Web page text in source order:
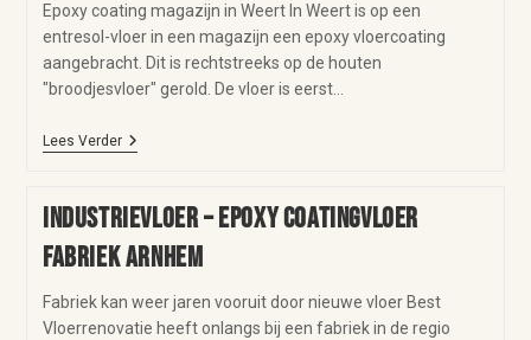
Epoxy coating magazijn in Weert In Weert is op een
entresol-vloer in een magazijn een epoxy vloercoating
aangebracht. Dit is rechtstreeks op de houten
"broodjesvloer" gerold. De vloer is eerst…
Lees Verder
Industrievloer – epoxy coatingvloer
fabriek Arnhem
Fabriek kan weer jaren vooruit door nieuwe vloer Best
Vloerrenovatie heeft onlangs bij een fabriek in de regio